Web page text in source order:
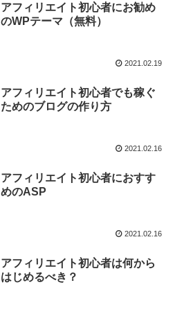
アフィリエイト初心者にお勧め
のWPテーマ（無料）
2021.02.19
アフィリエイト初心者でも稼ぐ
ためのブログの作り方
2021.02.16
アフィリエイト初心者におすす
めのASP
2021.02.16
アフィリエイト初心者は何から
はじめるべき？